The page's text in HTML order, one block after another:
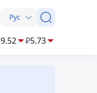
Рус
₽5.73